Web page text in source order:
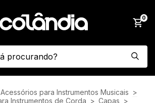
0
Acessórios para Instrumentos Musicais >
Instrumentos de Corda > Capas >